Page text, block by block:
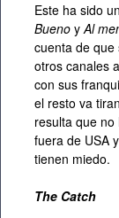
Este ha sido
Bueno yAl
cuenta de que
otros canales
con sus
el resto va
resulta que
fuera de USA
tienen miedo.
The Catch